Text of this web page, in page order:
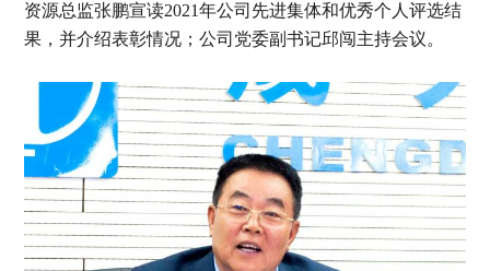
资源总监张鹏宣读2021年公司先进集体和优秀个人评选结
果，并介绍表彰情况；公司党委副书记邱闯主持会议。